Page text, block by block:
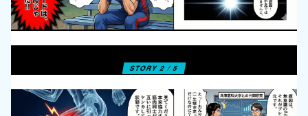
STORY 2 / 5